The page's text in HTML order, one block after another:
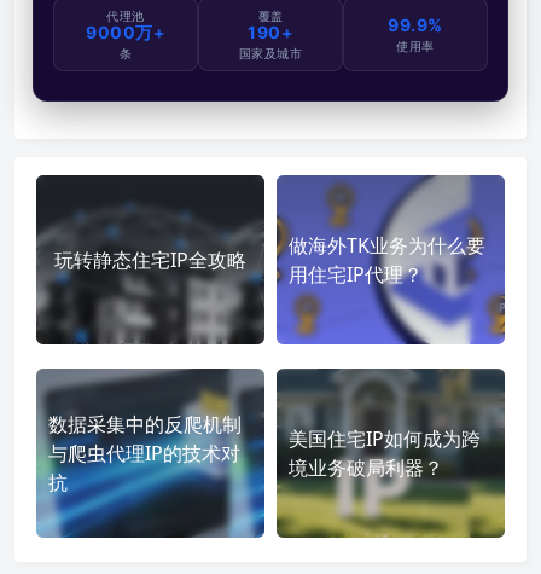
代理池
9000万+
条
覆盖
190+
国家及城市
99.9%
使用率
玩转静态住宅IP全攻略
做海外TK业务为什么要
用住宅IP代理？
数据采集中的反爬机制
与爬虫代理IP的技术对
抗
美国住宅IP如何成为跨
境业务破局利器？